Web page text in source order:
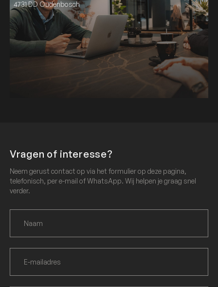
4731 DD Oudenbosch
Vragen of interesse?
Neem gerust contact op via het formulier op deze pagina,
telefonisch, per e-mail of WhatsApp. Wij helpen je graag snel
verder.